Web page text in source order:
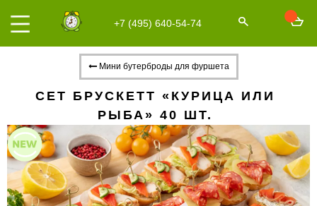
+7 (495) 640-54-74
Мини бутерброды для фуршета
СЕТ БРУСКЕТТ «КУРИЦА ИЛИ
РЫБА» 40 ШТ.